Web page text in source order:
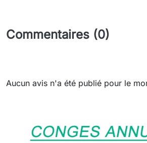
Commentaires (0)
Aucun avis n'a été publié pour le